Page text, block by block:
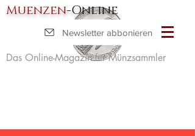
Muenzen-Online
Das Online-Magazin für Münzsammler
Newsletter abbonieren